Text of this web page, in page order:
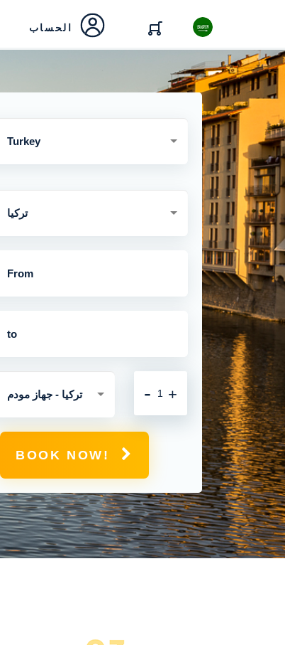
الحساب
Turkey
تركيا
تركيا - جهاز مودم
متنقل مع اتصال 4 جي
+
-
BOOK NOW!